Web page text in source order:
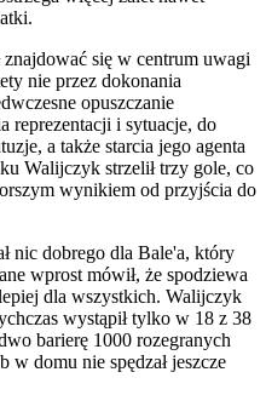
znajdować się w centrum uwagi
nie przez dokonania
opuszczanie
reprezentacji i sytuacje, do
a także starcia jego agenta
Walijczyk strzelił trzy gole, co
wynikiem od przyjścia do
nic dobrego dla Bale'a, który
wprost mówił, że spodziewa
dla wszystkich. Walijczyk
wystąpił tylko w 18 z 38
barierę 1000 rozegranych
w domu nie spędzał jeszcze